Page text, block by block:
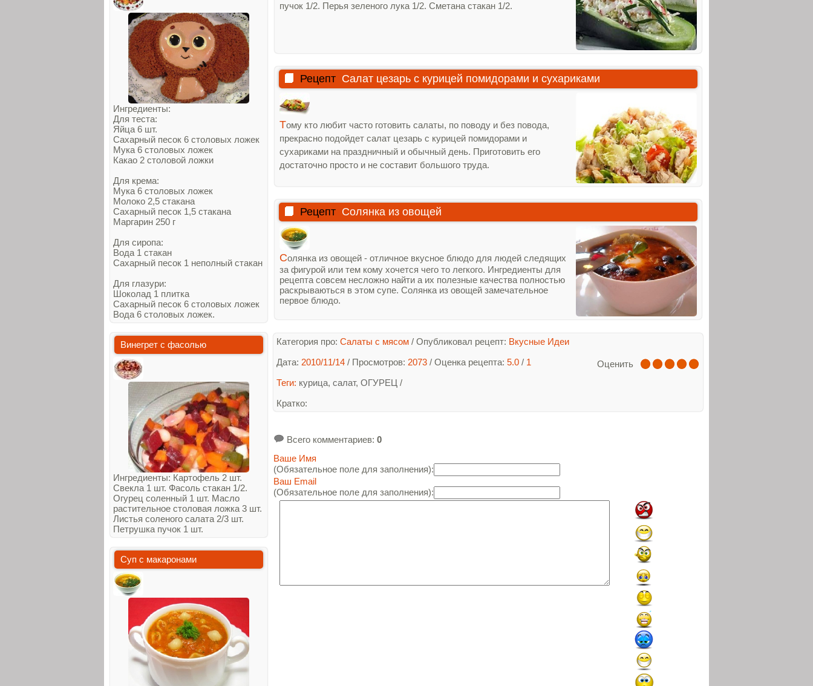
пучок 1/2. Перья зеленого лука 1/2. Сметана стакан 1/2.
Рецепт Салат цезарь с курицей помидорами и сухариками
Тому кто любит часто готовить салаты, по поводу и без повода,
прекрасно подойдет салат цезарь с курицей помидорами и
сухариками на праздничный и обычный день. Приготовить его
достаточно просто и не составит большого труда.
Рецепт Солянка из овощей
Солянка из овощей - отличное вкусное блюдо для людей следящих
за фигурой или тем кому хочется чего то легкого. Ингредиенты для
рецепта совсем несложно найти а их полезные качества полностью
раскрываються в этом супе. Солянка из овощей замечательное
первое блюдо.
Категория про: Салаты с мясом / Опубликовал рецепт: Вкусные Идеи
Дата: 2010/11/14 / Просмотров: 2073 / Оценка рецепта: 5.0 / 1
Оценить
Теги: курица, салат, ОГУРЕЦ /
Кратко:
Всего комментариев: 0
Ваше Имя
(Обязательное поле для заполнения):
Ваш Email
(Обязательное поле для заполнения):
Ингредиенты:
Для теста:
Яйца 6 шт.
Сахарный песок 6 столовых ложек
Мука 6 столовых ложек
Какао 2 столовой ложки
Для крема:
Мука 6 столовых ложек
Молоко 2,5 стакана
Сахарный песок 1,5 стакана
Маргарин 250 г
Для сиропа:
Вода 1 стакан
Сахарный песок 1 неполный стакан
Для глазури:
Шоколад 1 плитка
Сахарный песок 6 столовых ложек
Вода 6 столовых ложек.
Винегрет с фасолью
Ингредиенты: Картофель 2 шт.
Свекла 1 шт. Фасоль стакан 1/2.
Огурец соленный 1 шт. Масло
растительное столовая ложка 3 шт.
Листья соленого салата 2/3 шт.
Петрушка пучок 1 шт.
Суп с макаронами